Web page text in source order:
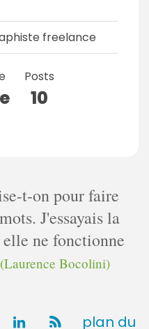
freelance
Posts
10
t-on pour faire
J'essayais la
ne fonctionne
(Laurence Bocolini)
plan du